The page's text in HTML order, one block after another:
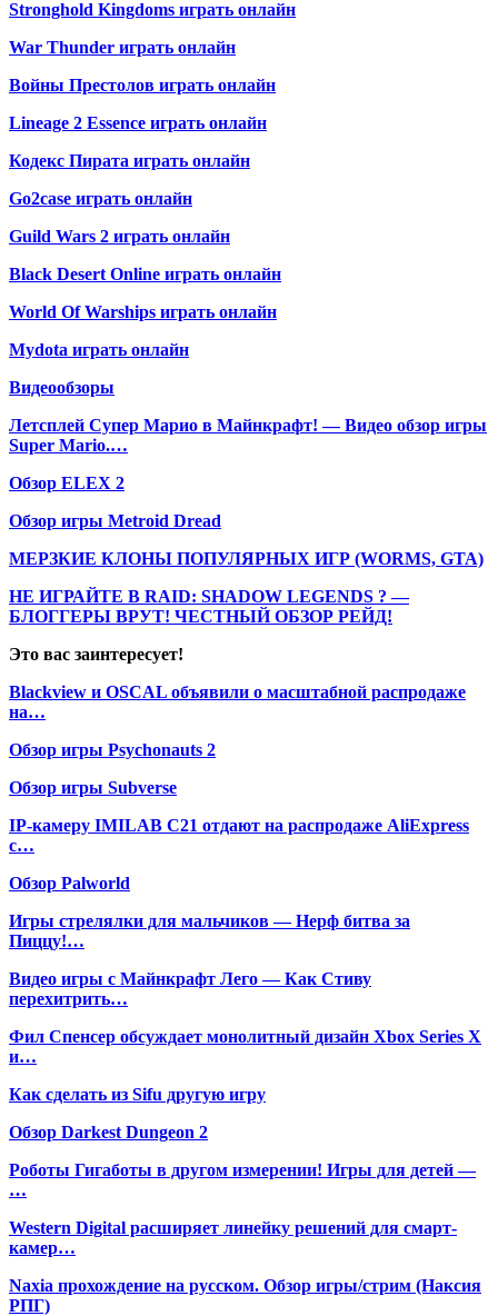
Stronghold Kingdoms играть онлайн
War Thunder играть онлайн
Войны Престолов играть онлайн
Lineage 2 Essence играть онлайн
Кодекс Пирата играть онлайн
Go2case играть онлайн
Guild Wars 2 играть онлайн
Black Desert Online играть онлайн
World Of Warships играть онлайн
Mydota играть онлайн
Видеообзоры
Летсплей Супер Марио в Майнкрафт! — Видео обзор игры
Super Mario.…
Обзор ELEX 2
Обзор игры Metroid Dread
МЕРЗКИЕ КЛОНЫ ПОПУЛЯРНЫХ ИГР (WORMS, GTA)
НЕ ИГРАЙТЕ В RAID: SHADOW LEGENDS ? —
БЛОГГЕРЫ ВРУТ! ЧЕСТНЫЙ ОБЗОР РЕЙД!
Это вас заинтересует!
Blackview и OSCAL объявили о масштабной распродаже
на…
Обзор игры Psychonauts 2
Обзор игры Subverse
IP-камеру IMILAB C21 отдают на распродаже AliExpress
с…
Обзор Palworld
Игры стрелялки для мальчиков — Нерф битва за
Пиццу!…
Видео игры с Майнкрафт Лего — Как Стиву
перехитрить…
Фил Спенсер обсуждает монолитный дизайн Xbox Series X
и…
Как сделать из Sifu другую игру
Обзор Darkest Dungeon 2
Роботы Гигаботы в другом измерении! Игры для детей —
…
Western Digital расширяет линейку решений для смарт-
камер…
Naxia прохождение на русском. Обзор игры/стрим (Наксия
РПГ)